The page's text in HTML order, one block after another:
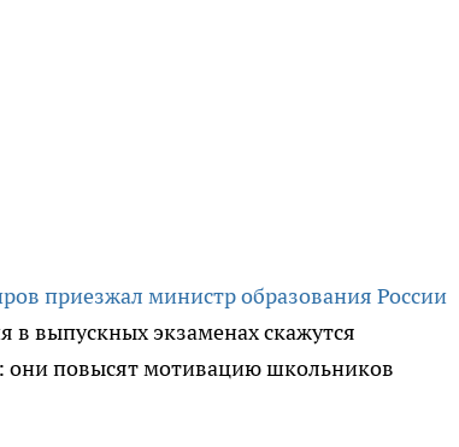
приезжал министр образования России
в выпускных экзаменах скажутся
они повысят мотивацию школьников